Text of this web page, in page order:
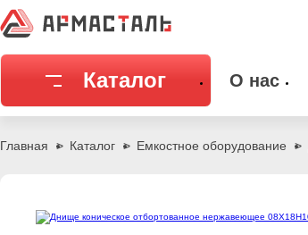
Каталог О нас
Главная Каталог Емкостное оборудование